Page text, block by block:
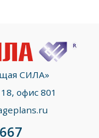
СИЛА»
офис 801